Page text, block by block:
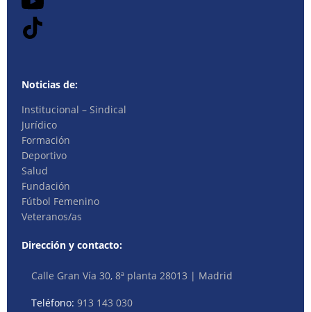
Noticias de:
Institucional – Sindical
Jurídico
Formación
Deportivo
Salud
Fundación
Fútbol Femenino
Veteranos/as
Dirección y contacto:
Calle Gran Vía 30, 8ª planta 28013 | Madrid
Teléfono:913 143 030